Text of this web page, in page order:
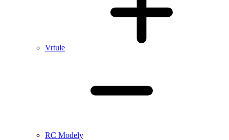
Vrtule
RC Modely